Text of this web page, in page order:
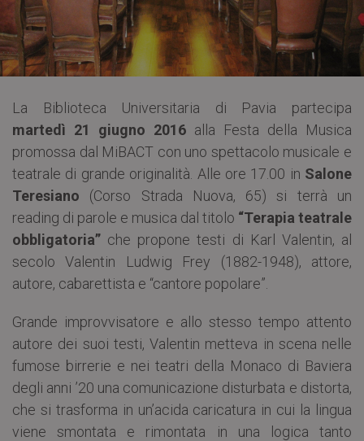
La Biblioteca Universitaria di Pavia partecipa
martedì 21 giugno 2016 alla Festa della Musica
promossa dal MiBACT con uno spettacolo musicale e
teatrale di grande originalità. Alle ore 17.00 in Salone
Teresiano (Corso Strada Nuova, 65) si terrà un
reading di parole e musica dal titolo “Terapia teatrale
obbligatoria” che propone testi di Karl Valentin, al
secolo Valentin Ludwig Frey (1882-1948), attore,
autore, cabarettista e “cantore popolare”.
Grande improvvisatore e allo stesso tempo attento
autore dei suoi testi, Valentin metteva in scena nelle
fumose birrerie e nei teatri della Monaco di Baviera
degli anni ’20 una comunicazione disturbata e distorta,
che si trasforma in un’acida caricatura in cui la lingua
viene smontata e rimontata in una logica tanto